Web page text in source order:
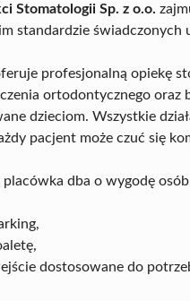
Stomatologii Sp. z o.o.
standardzie świadczonych
profesjonalną opiekę
ortodontycznego oraz
dzieciom. Wszystkie
pacjent może czuć się
dba o wygodę
dostosowane do